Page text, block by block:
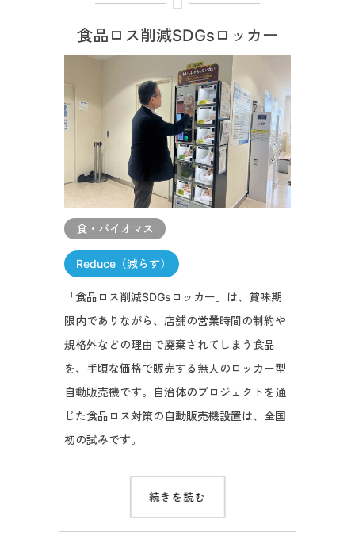
食品ロス削減SDGsロッカー
食・バイオマス
Reduce（減らす）
「食品ロス削減SDGsロッカー」は、賞味期
限内でありながら、店舗の営業時間の制約や
規格外などの理由で廃棄されてしまう食品
を、手頃な価格で販売する無人のロッカー型
自動販売機です。自治体のプロジェクトを通
じた食品ロス対策の自動販売機設置は、全国
初の試みです。
続きを読む